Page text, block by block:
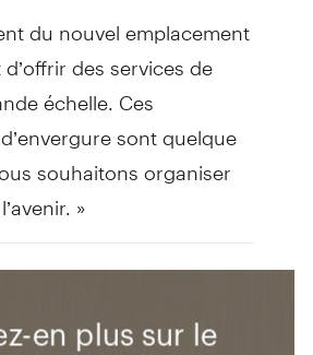
du nouvel emplacement
des services de
échelle. Ces
sont quelque
souhaitons organiser
»